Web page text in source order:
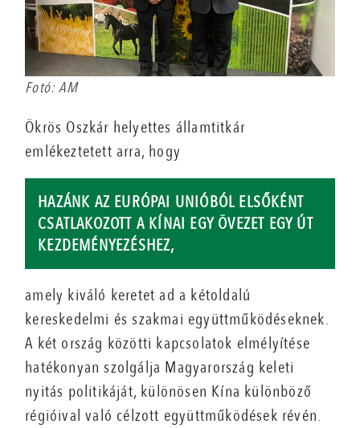
Fotó: AM
Ökrös Oszkár helyettes államtitkár
emlékeztetett arra, hogy
HAZÁNK AZ EURÓPAI UNIÓBÓL ELSŐKÉNT
CSATLAKOZOTT A KÍNAI EGY ÖVEZET EGY ÚT
KEZDEMÉNYEZÉSHEZ,
amely kiváló keretet ad a kétoldalú
kereskedelmi és szakmai együttműködéseknek.
A két ország közötti kapcsolatok elmélyítése
hatékonyan szolgálja Magyarország keleti
nyitás politikáját, különösen Kína különböző
régióival való célzott együttműködések révén.